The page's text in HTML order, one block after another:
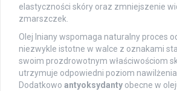
elastyczności skóry oraz zmniejszenie
zmarszczek.
Olej lniany wspomaga naturalny proces
niezwykle istotne w walce z oznakami
swoim prozdrowotnym właściwościom
utrzymuje odpowiedni poziom nawilżenia
Dodatkowo antyoksydanty obecne w